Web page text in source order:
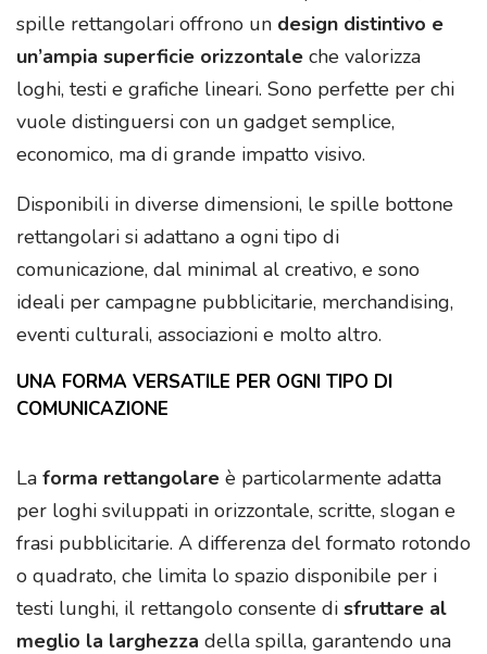
spille rettangolari offrono un design distintivo e
un’ampia superficie orizzontale che valorizza
loghi, testi e grafiche lineari. Sono perfette per chi
vuole distinguersi con un gadget semplice,
economico, ma di grande impatto visivo.
Disponibili in diverse dimensioni, le spille bottone
rettangolari si adattano a ogni tipo di
comunicazione, dal minimal al creativo, e sono
ideali per campagne pubblicitarie, merchandising,
eventi culturali, associazioni e molto altro.
UNA FORMA VERSATILE PER OGNI TIPO DI
COMUNICAZIONE
La forma rettangolare è particolarmente adatta
per loghi sviluppati in orizzontale, scritte, slogan e
frasi pubblicitarie. A differenza del formato rotondo
o quadrato, che limita lo spazio disponibile per i
testi lunghi, il rettangolo consente di sfruttare al
meglio la larghezza della spilla, garantendo una